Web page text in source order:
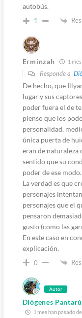
autobús.
1
Erminzah 1
Responde a
De hecho, que
lugar y sus
poder fuera el de
pienso que los
personalidad,
única puerta de
eran de naturaleza
sentido que su
poder de ese modo.
La verdad es que
personajes
personajes que el
pensaron
gusto (como las
En este caso en
explicación.
0
Autor
Diógenes
1 mes han pasado